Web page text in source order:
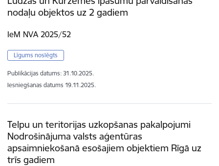
nodaļu objektos uz 2 gadiem
IeM NVA 2025/52
Līgums noslēgts
Publikācijas datums: 31.10.2025.
Iesniegšanas datums 19.11.2025.
Telpu un teritorijas uzkopšanas pakalpojumi
Nodrošinājuma valsts aģentūras
apsaimniekošanā esošajiem objektiem Rīgā uz
trīs gadiem